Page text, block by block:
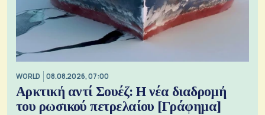
WORLD 08.08.2026, 07:00
Αρκτική αντί Σουέζ: Η νέα διαδρομή
του ρωσικού πετρελαίου [Γράφημα]